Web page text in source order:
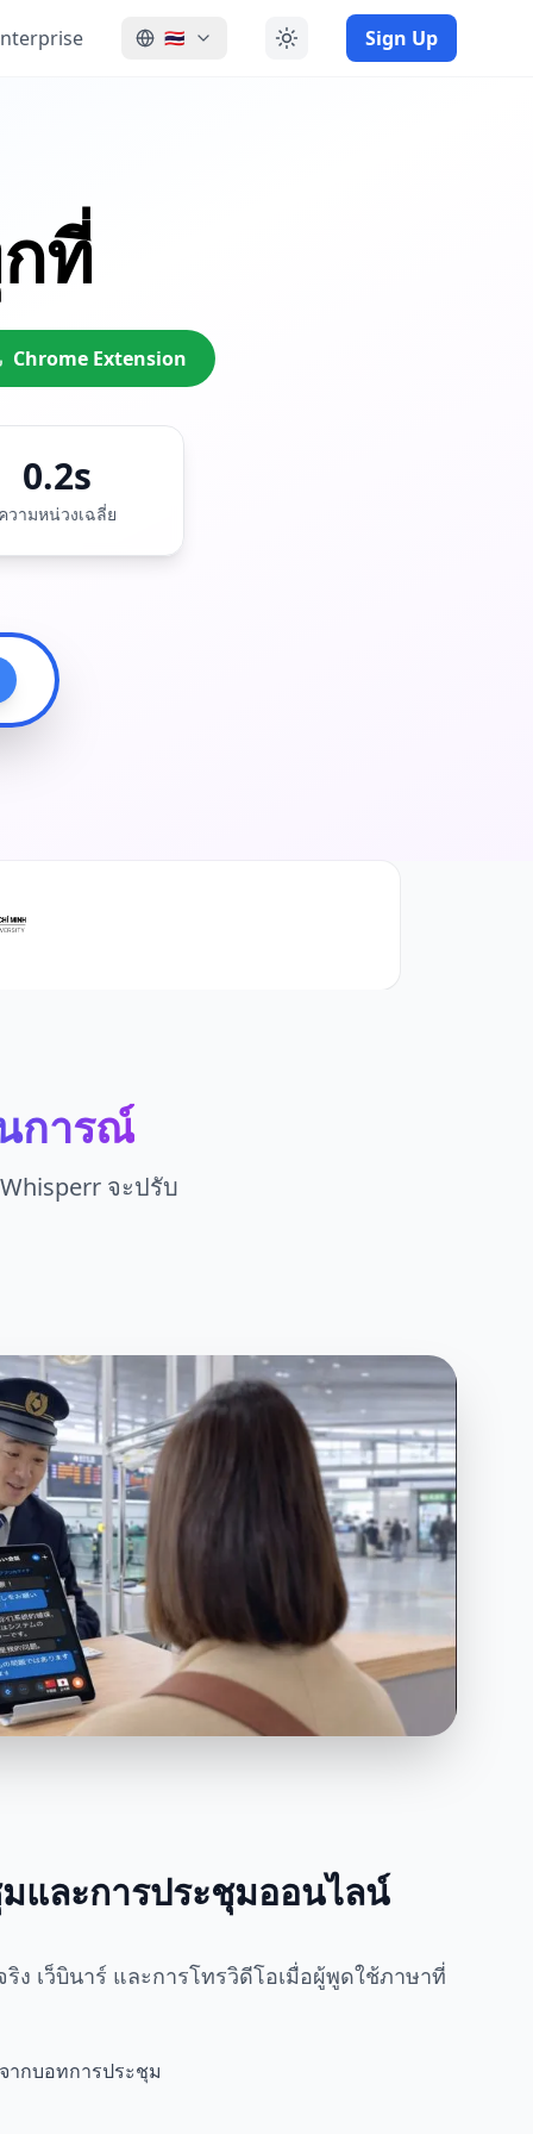
🇹🇭 Sign Up
ที่
Chrome Extension
0.2s
วามหน่วงเฉลี่ย
การณ์
จะปรับ
และการประชุมออนไลน์
ง เว็บินาร์ และการโทรวิดีโอเมื่อผู้พูดใช้ภาษาที่
ากบอทการประชุม